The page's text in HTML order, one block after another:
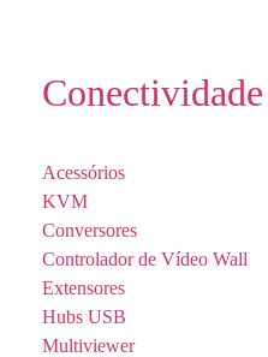
Acessórios
KVM
Conversores
Controlador de Vídeo Wall
Extensores
Hubs USB
Multiviewer